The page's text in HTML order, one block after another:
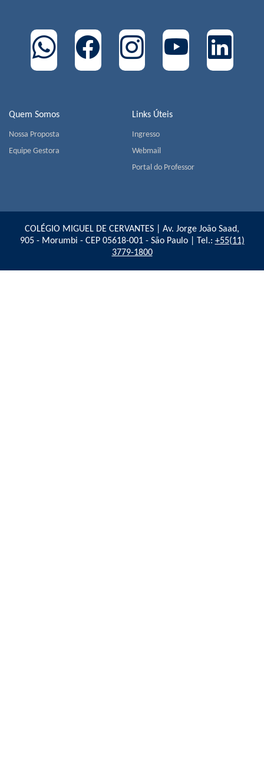
Quem Somos
Nossa Proposta
Equipe Gestora
Links Úteis
Ingresso
Webmail
Portal do Professor
COLÉGIO MIGUEL DE CERVANTES | Av. Jorge João Saad,
905 - Morumbi - CEP 05618-001 - São Paulo | Tel.: +55(11)
3779-1800